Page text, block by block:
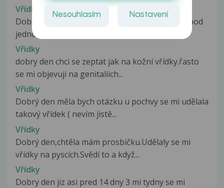
Vřídkovitá vyrážka
Dobry den, přítelovi se cca před 4 dny objevila pod
jednou pulkou zadnice a...
Vřídky
dobry den chci se zeptat jak na kožní vřídky.řasto
se mi objevuji na genitaliich...
Vřídky
Dobrý den měla bych otázku u pochvy se mi udělala
takový vřídek ( nevím jistě...
Vřídky
Dobrý den,chtěla mám prosbičku.Udělaly se mi
vřídky na pyscích.Svědí to a když...
Vřídky
Dobry den jiz asi pred 14 dny 3 mi tydny se mi
Nesouhlasím Nastavení